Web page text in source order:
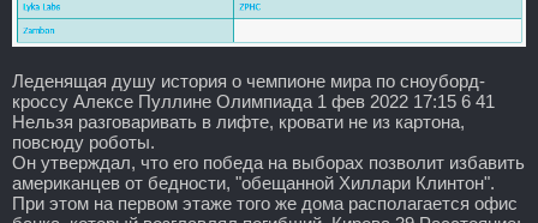
Леденящая душу история о чемпионе мира по сноуборд-
кроссу Алексе Пуллине Олимпиада 1 фев 2022 17:15 6 41
Нельзя разговаривать в лифте, кровати не из картона,
повсюду роботы.
Он утверждал, что его победа на выборах позволит избавить
американцев от бедности, "обещанной Хиллари Клинтон".
При этом на первом этаже того же дома располагается офис